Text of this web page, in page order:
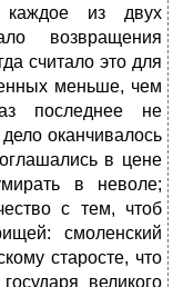
каждое из двух
возвращения
считало это для
меньше, чем
последнее не
оканчивалось
в цене
в неволе;
с тем, чтоб
смоленский
старосте, что
великого